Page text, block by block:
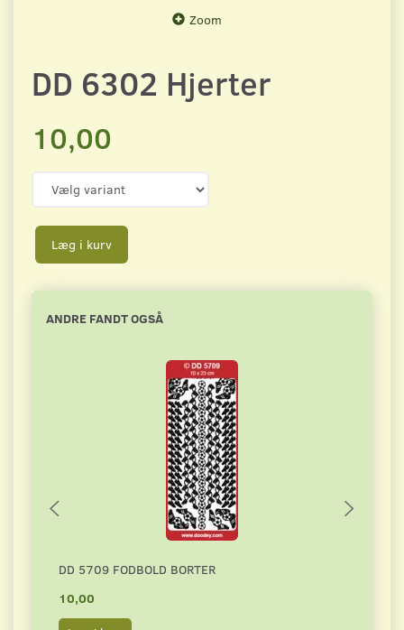
Zoom
DD 6302 Hjerter
10,00
Læg i kurv
ANDRE FANDT OGSÅ
DD 5709 FODBOLD BORTER
10,00